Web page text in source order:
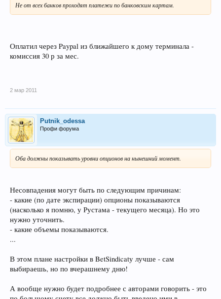
Не от всех банков проходят платежи по банковским картам.
Оплатил через Paypal из ближайшего к дому терминала -
комиссия 30 р за мес.
2 мар 2011
Putnik_odessa
Профи форума
Оба должны показывать уровни опционов на нынешний момент.
Несовпадения могут быть по следующим причинам:
- какие (по дате экспирации) опционы показываются
(насколько я помню, у Рустама - текущего месяца). Но это
нужно уточнить.
- какие объемы показываются.
...
В этом плане настройки в BetSindicatу лучше - сам
выбираешь, но по вчерашнему дню!
А вообще нужно будет подробнее с авторами говорить - это